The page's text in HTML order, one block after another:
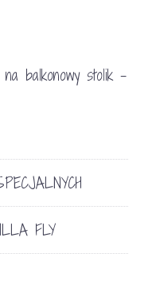
na balkonowy stolik -
FLY